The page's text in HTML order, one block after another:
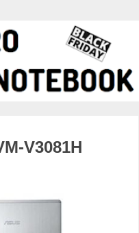
V3081H